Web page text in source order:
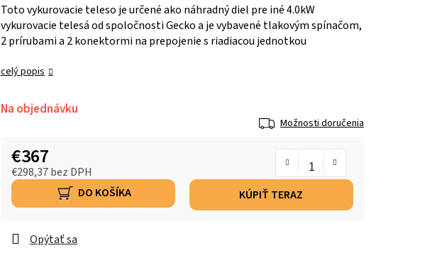
Toto vykurovacie teleso je určené ako náhradný diel pre iné 4.0kW
vykurovacie telesá od spoločnosti Gecko a je vybavené tlakovým spínačom,
2 prírubami a 2 konektormi na prepojenie s riadiacou jednotkou
celý popis
Na objednávku
Možnosti doručenia
€367
€298,37 bez DPH
DO KOŠÍKA
KÚPIŤ TERAZ
Opýtať sa